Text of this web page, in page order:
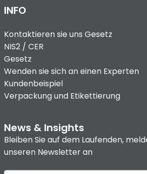
INFO
Kontaktieren sie uns Gesetz
NIS2 / CER
Gesetz
Wenden sie sich an einen Experten
Kundenbeispiel
Verpackung und Etikettierung
News & Insights
Bleiben Sie auf dem Laufenden,
unseren Newsletter an